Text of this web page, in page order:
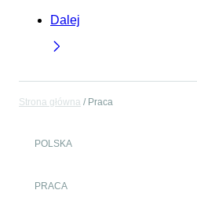
Dalej
Strona główna Praca
POLSKA
PRACA